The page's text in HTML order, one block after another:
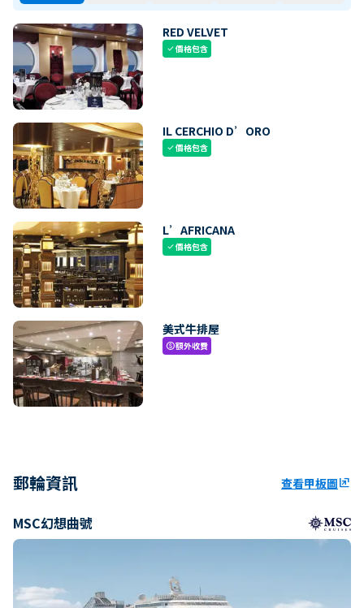
RED VELVET
check價格包含
IL CERCHIO D’ORO
check價格包含
L’AFRICANA
check價格包含
美式牛排屋
paid額外收費
郵輪資訊 查看甲板圖ungroup
MSC幻想曲號